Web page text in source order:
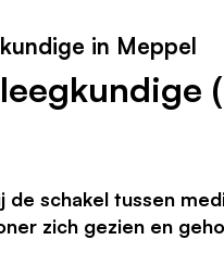
in Meppel
de schakel tussen
zich gezien en